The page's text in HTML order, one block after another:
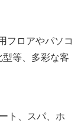
フロアやパソコ
等、多彩な客
ト、スパ、ホ